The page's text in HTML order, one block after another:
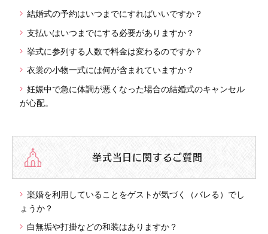
結婚式の予約はいつまでにすればいいですか？
支払いはいつまでにする必要がありますか？
挙式に参列する人数で料金は変わるのですか？
衣裳の小物一式には何が含まれていますか？
妊娠中で急に体調が悪くなった場合の結婚式のキャンセル
が心配。
挙式当日に関するご質問
楽婚を利用していることをゲストが気づく（バレる）でし
ょうか？
白無垢や打掛などの和装はありますか？